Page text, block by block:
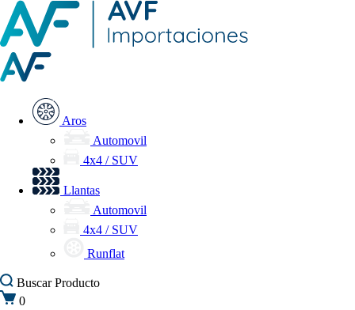
Aros
Automovil
4x4 / SUV
Llantas
Automovil
4x4 / SUV
Runflat
BuscarProducto
0